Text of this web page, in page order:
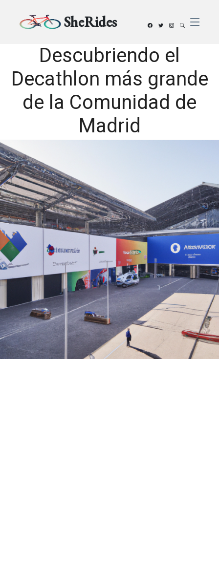
SheRides
Descubriendo el
Decathlon más grande
de la Comunidad de
Madrid